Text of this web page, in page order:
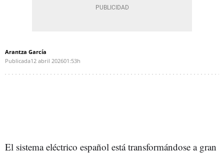
Arantza García
Publicada12 abril 202601:53h
El sistema eléctrico español está transformándose a gran